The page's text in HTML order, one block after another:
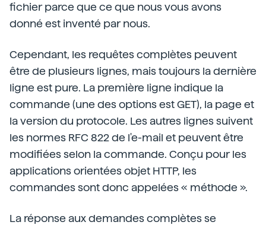
fichier parce que ce que nous vous avons
donné est inventé par nous.
Cependant, les requêtes complètes peuvent
être de plusieurs lignes, mais toujours la dernière
ligne est pure. La première ligne indique la
commande (une des options est GET), la page et
la version du protocole. Les autres lignes suivent
les normes RFC 822 de l'e-mail et peuvent être
modifiées selon la commande. Conçu pour les
applications orientées objet HTTP, les
commandes sont donc appelées « méthode ».
La réponse aux demandes complètes se